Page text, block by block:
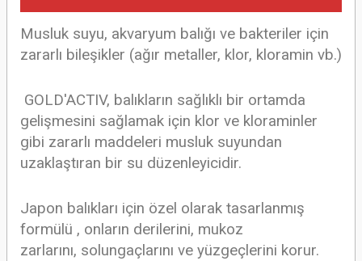
Musluk suyu, akvaryum balığı ve bakteriler için
zararlı bileşikler (ağır metaller, klor, kloramin vb.)
GOLD'ACTIV, balıkların sağlıklı bir ortamda
gelişmesini sağlamak için klor ve kloraminler
gibi zararlı maddeleri musluk suyundan
uzaklaştıran bir su düzenleyicidir.
Japon balıkları için özel olarak tasarlanmış
formülü , onların derilerini, mukoz
zarlarını, solungaçlarını ve yüzgeçlerini korur.